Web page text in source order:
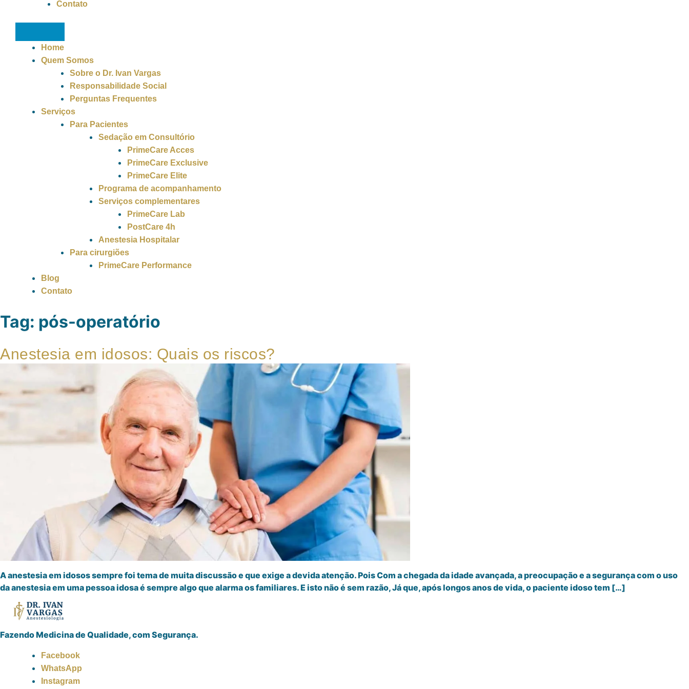
Contato
Home
Quem Somos
Sobre o Dr. Ivan Vargas
Responsabilidade Social
Perguntas Frequentes
Serviços
Para Pacientes
Sedação em Consultório
PrimeCare Acces
PrimeCare Exclusive
PrimeCare Elite
Programa de acompanhamento
Serviços complementares
PrimeCare Lab
PostCare 4h
Anestesia Hospitalar
Para cirurgiões
PrimeCare Performance
Blog
Contato
Tag: pós-operatório
Anestesia em idosos: Quais os riscos?
A anestesia em idosos sempre foi tema de muita discussão e que exige a devida atenção. Pois Com a chegada da idade avançada, a preocupação e a segurança com o uso
da anestesia em uma pessoa idosa é sempre algo que alarma os familiares. E isto não é sem razão, Já que, após longos anos de vida, o paciente idoso tem […]
Fazendo Medicina de Qualidade, com Segurança.
Facebook
WhatsApp
Instagram